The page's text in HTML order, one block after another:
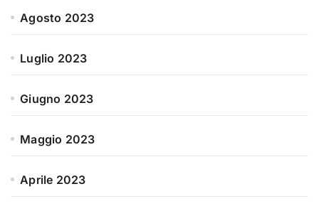
Agosto 2023
Luglio 2023
Giugno 2023
Maggio 2023
Aprile 2023